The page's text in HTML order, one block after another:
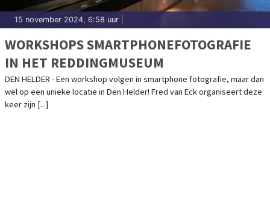
15 november 2024, 6:58 uur
WORKSHOPS SMARTPHONEFOTOGRAFIE
IN HET REDDINGMUSEUM
DEN HELDER - Een workshop volgen in smartphone fotografie, maar dan
wel op een unieke locatie in Den Helder! Fred van Eck organiseert deze
keer zijn [...]